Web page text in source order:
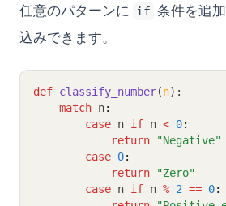
任意のパターンに if 条件を追
込みできます。
def classify_number(n):
match n:
case n if n < 0:
return
"Negative"
case 0:
return
"Zero"
case n if n % 2 == 0: